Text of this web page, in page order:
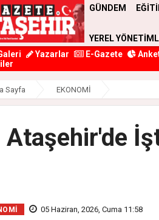
GÜNDEM
YEREL
Yazarlar E-Gazete
Sayfa EKONOMİ
Ataşehir'de
05 Haziran, 2026, Cuma 11:58